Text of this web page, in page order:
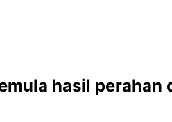
hasil perahan